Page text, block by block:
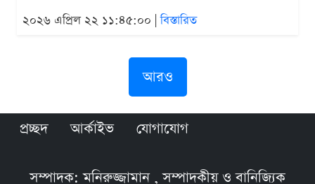
২০২৬ এপ্রিল ২২ ১১:৪৫:০০ |বিস্তারিত
আরও
প্রচ্ছদ আর্কাইভ যোগাযোগ
সম্পাদক: মনিরুজ্জামান , সম্পাদকীয় ও বানিজ্যিক